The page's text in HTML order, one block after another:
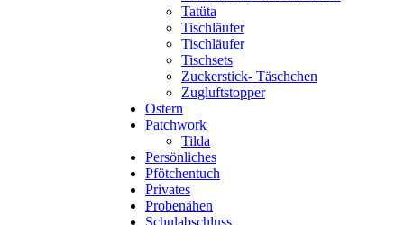
Tatüta
Tischläufer
Tischläufer
Tischsets
Zuckerstick- Täschchen
Zugluftstopper
Ostern
Patchwork
Tilda
Persönliches
Pfötchentuch
Privates
Probenähen
Schulabschluss